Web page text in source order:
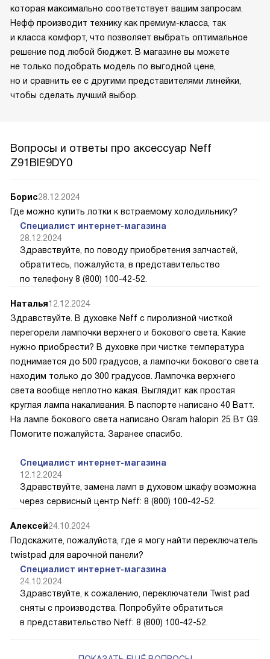
которая максимально соответствует вашим запросам.
Нефф производит технику как премиум-класса, так
и класса комфорт, что позволяет выбрать оптимальное
решение под любой бюджет. В магазине вы можете
не только подобрать модель по выгодной цене,
но и сравнить ее с другими представителями линейки,
чтобы сделать лучший выбор.
Вопросы и ответы про аксессуар Neff
Z91BIE9DY0
Борис28.12.2024
Где можно купить лотки к встраемому холодильнику?
Специалист интернет-магазина
28.12.2024
Здравствуйте, по поводу приобретения запчастей,
обратитесь, пожалуйста, в представительство
по телефону 8 (800) 100-42-52.
Наталья12.12.2024
Здравствуйте. В духовке Neff с пиролизной чисткой
перегорели лампочки верхнего и бокового света. Какие
нужно приобрести? В духовке при чистке температура
поднимается до 500 градусов, а лампочки бокового света
находим только до 300 градусов. Лампочка верхнего
света вообще неплотно какая. Выглядит как простая
круглая лампа накаливания. В паспорте написано 40 Ватт.
На лампе бокового света написано Osram halopin 25 Вт G9.
Помогите пожалуйста. Заранее спасибо.
Специалист интернет-магазина
12.12.2024
Здравствуйте, замена ламп в духовом шкафу возможна
через сервисный центр Neff: 8 (800) 100-42-52.
Алексей24.10.2024
Подскажите, пожалуйста, где я могу найти переключатель
twistpad для варочной панели?
Специалист интернет-магазина
24.10.2024
Здравствуйте, к сожалению, переключатели Twist pad
сняты с производства. Попробуйте обратиться
в представительство Neff: 8 (800) 100-42-52.